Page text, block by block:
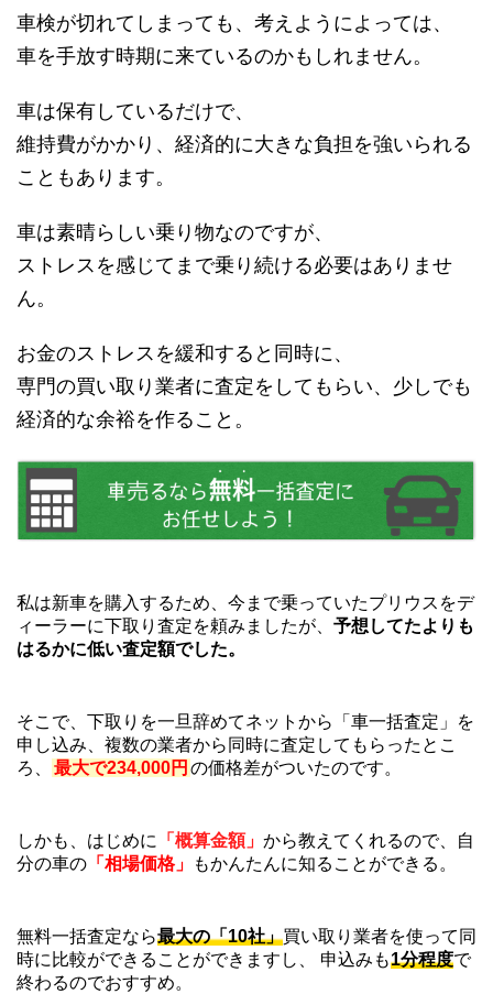
車検が切れてしまっても、考えようによっては、
車を手放す時期に来ているのかもしれません。
車は保有しているだけで、
維持費がかかり、経済的に大きな負担を強いられる
こともあります。
車は素晴らしい乗り物なのですが、
ストレスを感じてまで乗り続ける必要はありませ
ん。
お金のストレスを緩和すると同時に、
専門の買い取り業者に査定をしてもらい、少しでも
経済的な余裕を作ること。
私は新車を購入するため、今まで乗っていたプリウスをデ
ィーラーに下取り査定を頼みましたが、 予想してたよりも
はるかに低い査定額でした。
そこで、下取りを一旦辞めてネットから「車一括査定」を
申し込み、複数の業者から同時に査定してもらったとこ
ろ、
最大で234,000円 の価格差がついたのです。
しかも、はじめに 「概算金額」 から教えてくれるので、自
分の車の 「相場価格」 もかんたんに知ることができる。
無料一括査定なら最大の「10社」買い取り業者を使って同
時に比較ができることができますし、 申込みも1分程度で
終わるのでおすすめ。